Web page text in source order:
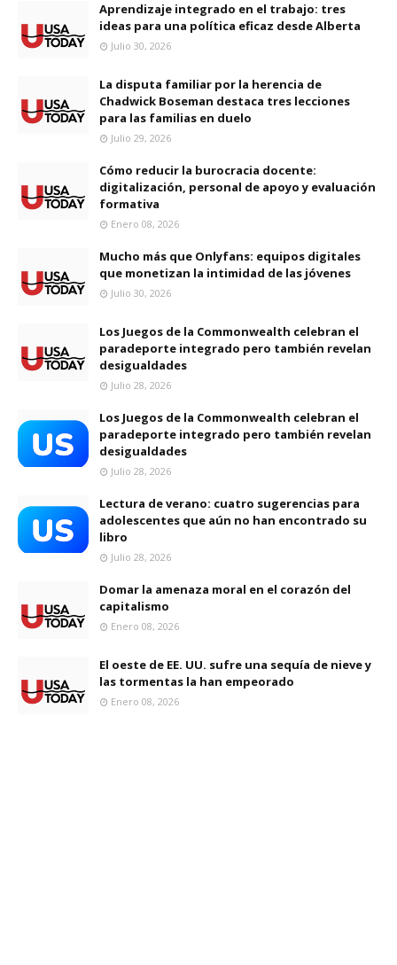
Aprendizaje integrado en el trabajo: tres
ideas para una política eficaz desde Alberta
Julio 30, 2026
La disputa familiar por la herencia de
Chadwick Boseman destaca tres lecciones
para las familias en duelo
Julio 29, 2026
Cómo reducir la burocracia docente:
digitalización, personal de apoyo y evaluación
formativa
Enero 08, 2026
Mucho más que Onlyfans: equipos digitales
que monetizan la intimidad de las jóvenes
Julio 30, 2026
Los Juegos de la Commonwealth celebran el
paradeporte integrado pero también revelan
desigualdades
Julio 28, 2026
Los Juegos de la Commonwealth celebran el
paradeporte integrado pero también revelan
desigualdades
Julio 28, 2026
Lectura de verano: cuatro sugerencias para
adolescentes que aún no han encontrado su
libro
Julio 28, 2026
Domar la amenaza moral en el corazón del
capitalismo
Enero 08, 2026
El oeste de EE. UU. sufre una sequía de nieve y
las tormentas la han empeorado
Enero 08, 2026